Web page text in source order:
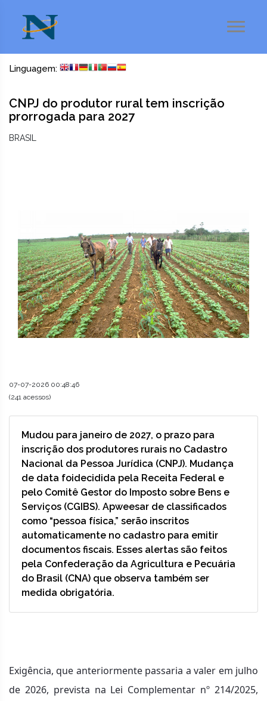
Linguagem:
CNPJ do produtor rural tem inscrição
prorrogada para 2027
BRASIL
07-07-2026 00:48:46
(241 acessos)
Mudou para janeiro de 2027, o prazo para
inscrição dos produtores rurais no Cadastro
Nacional da Pessoa Jurídica (CNPJ). Mudança
de data foidecidida pela Receita Federal e
pelo Comitê Gestor do Imposto sobre Bens e
Serviços (CGIBS). Apweesar de classificados
como “pessoa física,” serão inscritos
automaticamente no cadastro para emitir
documentos fiscais. Esses alertas são feitos
pela Confederação da Agricultura e Pecuária
do Brasil (CNA) que observa também ser
medida obrigatória.
Exigência, que anteriormente passaria a valer em julho
de 2026, prevista na Lei Complementar nº 214/2025,